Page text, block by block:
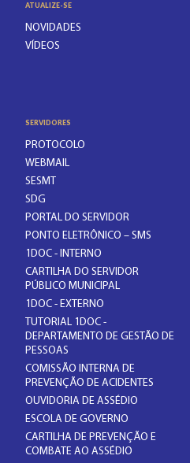
ATUALIZE-SE
NOVIDADES
VÍDEOS
SERVIDORES
PROTOCOLO
WEBMAIL
SESMT
SDG
PORTAL DO SERVIDOR
PONTO ELETRÔNICO – SMS
1DOC - INTERNO
CARTILHA DO SERVIDOR
PÚBLICO MUNICIPAL
1DOC - EXTERNO
TUTORIAL 1DOC -
DEPARTAMENTO DE GESTÃO DE
PESSOAS
COMISSÃO INTERNA DE
PREVENÇÃO DE ACIDENTES
OUVIDORIA DE ASSÉDIO
ESCOLA DE GOVERNO
CARTILHA DE PREVENÇÃO E
COMBATE AO ASSÉDIO